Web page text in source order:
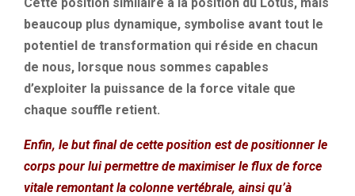
beaucoup plus dynamique, symbolise avant tout le
potentiel de transformation qui réside en chacun
de nous, lorsque nous sommes capables
d’exploiter la puissance de la force vitale que
chaque souffle retient.
Enfin, le but final de cette position est de positionner le
corps pour lui permettre de maximiser le flux de force
vitale remontant la colonne vertébrale, ainsi qu’à